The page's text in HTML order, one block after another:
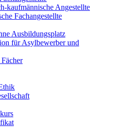
kaufmännische Angestellte
Fachangestellte
Ausbildungsplatz
für Asylbewerber und